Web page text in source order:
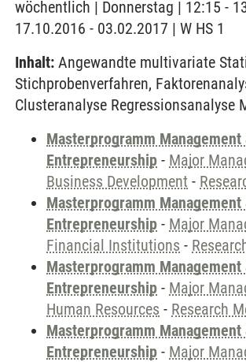
wöchentlich | Donnerstag | 12:15 -
17.10.2016 - 03.02.2017 | W HS 1
Inhalt: Angewandte multivariate
Stichprobenverfahren,
Clusteranalyse Regressionsanalyse
Masterprogramm Management
Entrepreneurship - Major
Business Development -
Masterprogramm Management
Entrepreneurship - Major
Financial Institutions -
Masterprogramm Management
Entrepreneurship - Major
Human Resources - Research
Masterprogramm Management
Entrepreneurship - Major